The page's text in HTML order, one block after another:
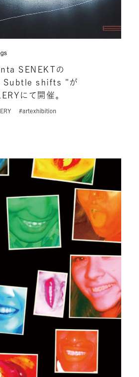
SENEKTの
" Subtle shifts "が
にて開催。
#artexhibition